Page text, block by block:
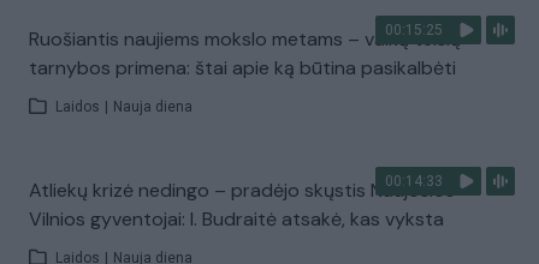
00:15:25
Ruošiantis naujiems mokslo metams – vaikų teisių
tarnybos primena: štai apie ką būtina pasikalbėti
Laidos Nauja diena
00:14:33
Atliekų krizė nedingo – pradėjo skųstis Naujosios
Vilnios gyventojai: I. Budraitė atsakė, kas vyksta
Laidos Nauja diena